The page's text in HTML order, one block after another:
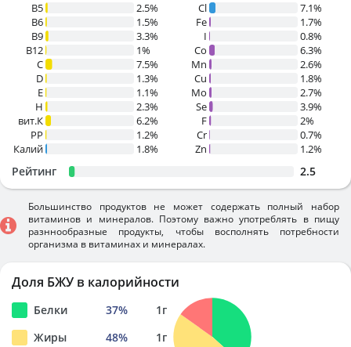
B5
2.5%
B6
1.5%
B9
3.3%
B12
1%
C
7.5%
D
1.3%
E
1.1%
H
2.3%
вит.К
6.2%
PP
1.2%
Калий
1.8%
Cl
7.1%
Fe
1.7%
I
0.8%
Co
6.3%
Mn
2.6%
Cu
1.8%
Mo
2.7%
Se
3.9%
F
2%
Cr
0.7%
Zn
1.2%
Рейтинг 2.5
Большинство продуктов не может содержать полный набор
витаминов и минералов. Поэтому важно употреблять в пищу
разннообразные продукты, чтобы восполнять потребности
организма в витаминах и минералах.
Доля БЖУ в калорийности
Белки 37% 1г
Жиры
48% 1г